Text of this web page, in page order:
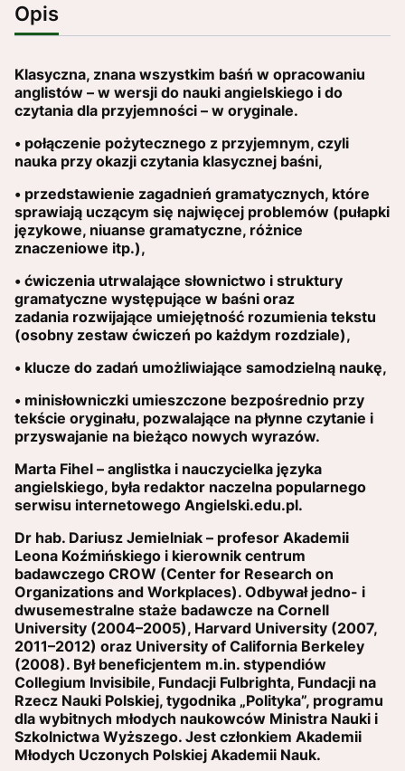
Opis
Klasyczna, znana wszystkim baśń w opracowaniu
anglistów – w wersji do nauki angielskiego i do
czytania dla przyjemności – w oryginale.
• połączenie pożytecznego z przyjemnym, czyli
nauka przy okazji czytania klasycznej baśni,
• przedstawienie zagadnień gramatycznych, które
sprawiają uczącym się najwięcej problemów (pułapki
językowe, niuanse gramatyczne, różnice
znaczeniowe itp.),
• ćwiczenia utrwalające słownictwo i struktury
gramatyczne występujące w baśni oraz
zadania rozwijające umiejętność rozumienia tekstu
(osobny zestaw ćwiczeń po każdym rozdziale),
• klucze do zadań umożliwiające samodzielną naukę,
• minisłowniczki umieszczone bezpośrednio przy
tekście oryginału, pozwalające na płynne czytanie i
przyswajanie na bieżąco nowych wyrazów.
Marta Fihel – anglistka i nauczycielka języka
angielskiego, była redaktor naczelna popularnego
serwisu internetowego Angielski.edu.pl.
Dr hab. Dariusz Jemielniak – profesor Akademii
Leona Koźmińskiego i kierownik centrum
badawczego CROW (Center for Research on
Organizations and Workplaces). Odbywał jedno- i
dwusemestralne staże badawcze na Cornell
University (2004–2005), Harvard University (2007,
2011–2012) oraz University of California Berkeley
(2008). Był beneficjentem m.in. stypendiów
Collegium Invisibile, Fundacji Fulbrighta, Fundacji na
Rzecz Nauki Polskiej, tygodnika „Polityka”, programu
dla wybitnych młodych naukowców Ministra Nauki i
Szkolnictwa Wyższego. Jest członkiem Akademii
Młodych Uczonych Polskiej Akademii Nauk.